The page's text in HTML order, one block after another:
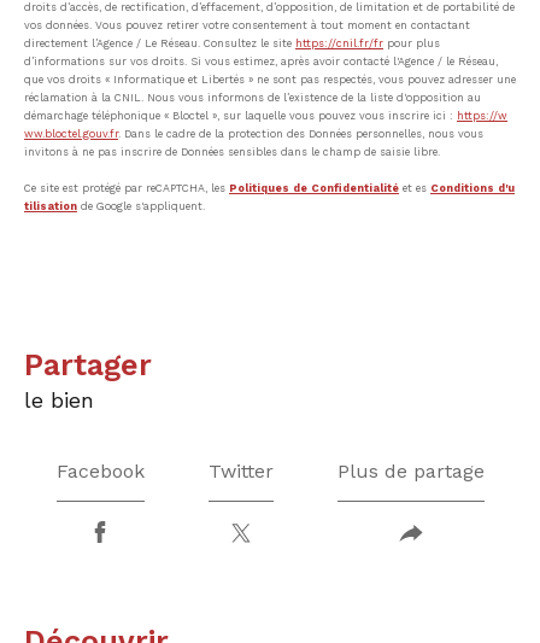
droits d’accès, de rectification, d’effacement, d’opposition, de limitation et de portabilité de
vos données. Vous pouvez retirer votre consentement à tout moment en contactant
directement l’Agence / Le Réseau. Consultez le site https://cnil.fr/fr pour plus
d’informations sur vos droits. Si vous estimez, après avoir contacté l'Agence / le Réseau,
que vos droits « Informatique et Libertés » ne sont pas respectés, vous pouvez adresser une
réclamation à la CNIL. Nous vous informons de l’existence de la liste d'opposition au
démarchage téléphonique « Bloctel », sur laquelle vous pouvez vous inscrire ici : https://w
ww.bloctel.gouv.fr. Dans le cadre de la protection des Données personnelles, nous vous
invitons à ne pas inscrire de Données sensibles dans le champ de saisie libre.
Ce site est protégé par reCAPTCHA, les Politiques de Confidentialité et es Conditions d'u
tilisation de Google s'appliquent.
partager
le bien
Facebook Twitter Plus de partage